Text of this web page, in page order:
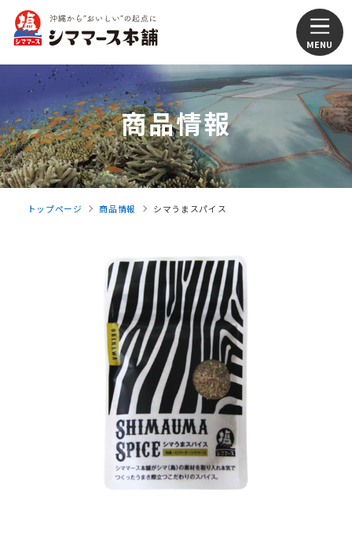
商品情報
トップページ 商品情報 シマうまスパイス